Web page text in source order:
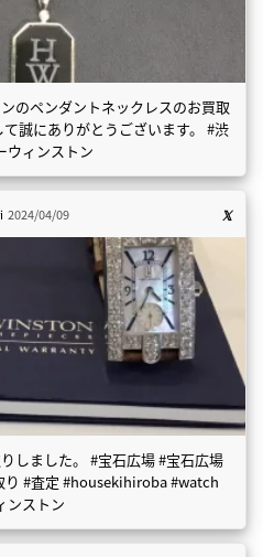
のペンダントネックレスのお買取
誠にありがとうございます。 #渋
ウィンストン
2024/04/09
しました。 #宝石広場 #宝石広場
り #査定 #housekihiroba #watch
ンストン